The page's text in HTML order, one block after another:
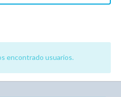
encontrado usuarios.